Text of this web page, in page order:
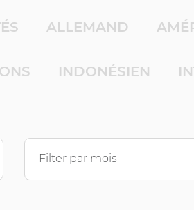
ALLEMAND
INDONÉSIEN
Filter par mois